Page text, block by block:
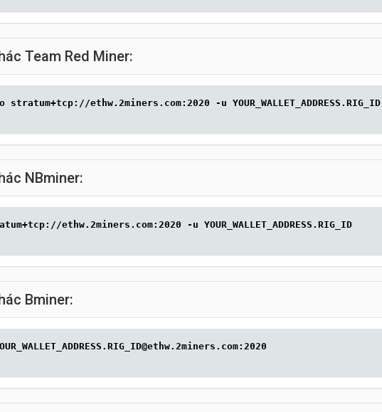
Team Red Miner:
ethw.2miners.com:2020 -u
NBminer:
ethw.2miners.com:2020 -u YOUR_WALLET_ADDRESS.RIG_ID
Bminer: